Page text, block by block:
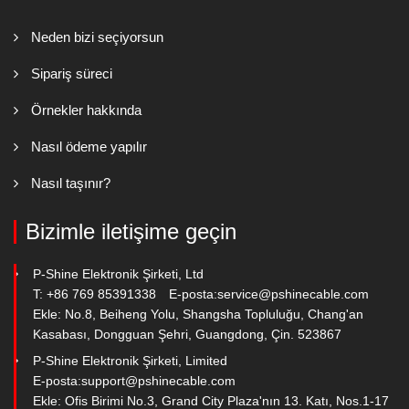
Neden bizi seçiyorsun
Sipariş süreci
Örnekler hakkında
Nasıl ödeme yapılır
Nasıl taşınır?
Bizimle iletişime geçin
P-Shine Elektronik Şirketi, Ltd
T: +86 769 85391338
E-posta:service@pshinecable.com
Ekle: No.8, Beiheng Yolu, Shangsha Topluluğu, Chang'an
Kasabası, Dongguan Şehri, Guangdong, Çin. 523867
P-Shine Elektronik Şirketi, Limited
E-posta:support@pshinecable.com
Ekle: Ofis Birimi No.3, Grand City Plaza'nın 13. Katı, Nos.1-17